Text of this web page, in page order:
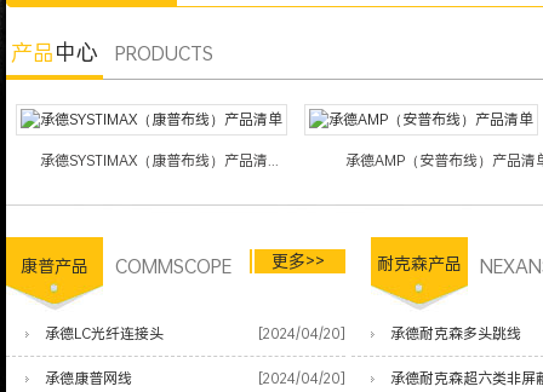
产品中心 PRODUCTS
承德SYSTIMAX（康普布线）产品清... 承德AMP（安普布线）产品清
康普产品 COMMSCOPE 更多>>
承德LC光纤连接头 [2024/04/20]
承德康普网线 [2024/04/20]
耐克森产品
承德耐克森多头跳线
承德耐克森超六类非屏